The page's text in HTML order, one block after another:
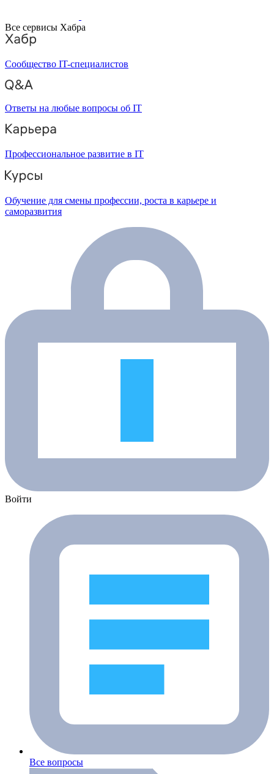
Все сервисы Хабра
Сообщество IT-специалистов
Ответы на любые вопросы об IT
Профессиональное развитие в IT
Обучение для смены профессии, роста в карьере и
саморазвития
Войти
Все вопросы